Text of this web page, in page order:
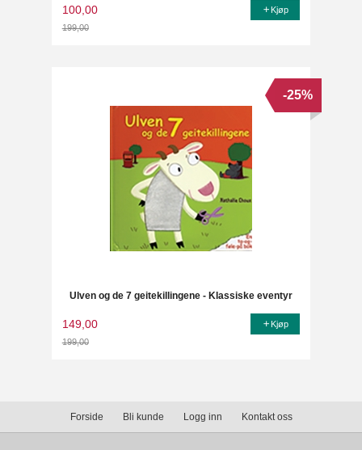
100,00
199,00
Kjøp
Ulven og de 7 geitekillingene - Klassiske eventyr
149,00
199,00
-25%
Kjøp
Forside Bli kunde Logg inn Kontakt oss